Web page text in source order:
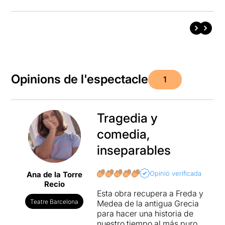
Opinions de l'espectacle 1
Ana de la Torre
Recio
Teatre Barcelona
Tragedia y
comedia,
inseparables
Opinió verificada
Esta obra recupera a Freda y
Medea de la antigua Grecia
para hacer una historia de